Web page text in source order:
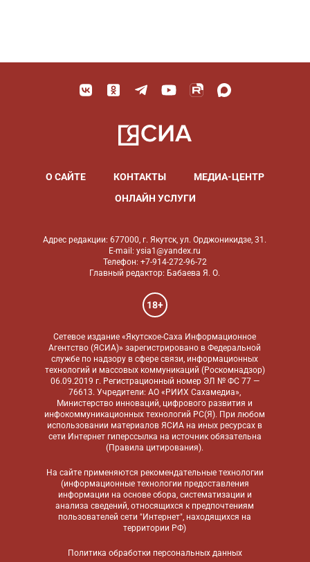
О САЙТЕ КОНТАКТЫ
МЕДИА-ЦЕНТР
ОНЛАЙН УСЛУГИ
Адрес редакции: 677000, г. Якутск, ул. Орджоникидзе, 31.
E-mail: ysia1@yandex.ru
Телефон: +7-914-272-96-72
Главный редактор: Бабаева Я. О.
18+
Сетевое издание «Якутское-Саха Информационное
Агентство (ЯСИА)» зарегистрировано в Федеральной
службе по надзору в сфере связи, информационных
технологий и массовых коммуникаций (Роскомнадзор)
06.09.2019 г. Регистрационный номер ЭЛ № ФС 77 —
76613. Учредители: АО «РИИХ Сахамедиа»,
Министерство инноваций, цифрового развития и
инфокоммуникационных технологий РС(Я). При любом
использовании материалов ЯСИА на иных ресурсах в
сети Интернет гиперссылка на источник обязательна
(Правила цитирования).
На сайте применяются рекомендательные технологии
(информационные технологии предоставления
информации на основе сбора, систематизации и
анализа сведений, относящихся к предпочтениям
пользователей сети "Интернет", находящихся на
территории РФ)
Политика обработки персональных данных